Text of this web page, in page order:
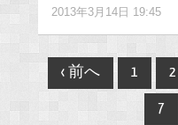
2013年3月14日 19:45
Post
navigation
‹ 前へ 1 2
7